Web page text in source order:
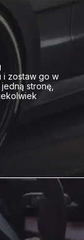
i zostaw go w
stronę,